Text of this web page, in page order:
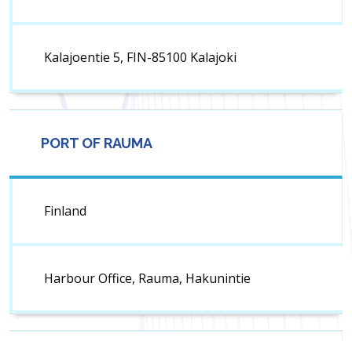
Kalajoentie 5, FIN-85100 Kalajoki
PORT OF RAUMA
Finland
Harbour Office, Rauma, Hakunintie